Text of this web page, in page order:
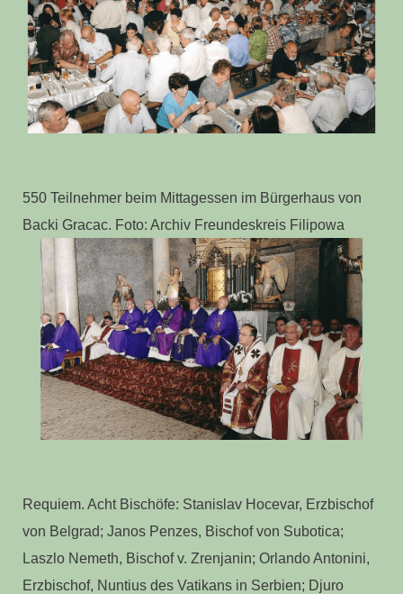
550 Teilnehmer beim Mittagessen im Bürgerhaus von
Backi Gracac. Foto: Archiv Freundeskreis Filipowa
Requiem. Acht Bischöfe: Stanislav Hocevar, Erzbischof
von Belgrad; Janos Penzes, Bischof von Subotica;
Laszlo Nemeth, Bischof v. Zrenjanin; Orlando Antonini,
Erzbischof, Nuntius des Vatikans in Serbien; Djuro